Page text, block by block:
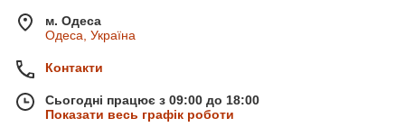
м. Одеса
Одеса, Україна
Контакти
Сьогодні працює з 09:00 до 18:00
Показати весь графік роботи